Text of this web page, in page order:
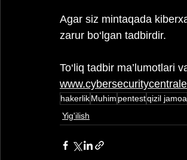
Agar siz mintaqada
zarur bo‘lgan tadbirdir.
To‘liq tadbir ma’lumotlari
hakerlikMuhim pentestqizil jamoa
Yig'ilish